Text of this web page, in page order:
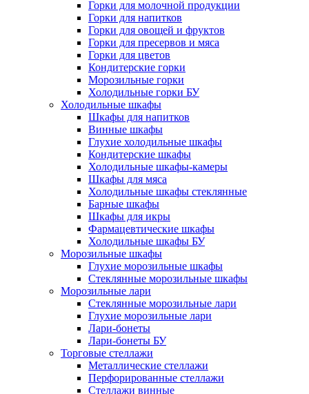
Горки для молочной продукции
Горки для напитков
Горки для овощей и фруктов
Горки для пресервов и мяса
Горки для цветов
Кондитерские горки
Морозильные горки
Холодильные горки БУ
Холодильные шкафы
Шкафы для напитков
Винные шкафы
Глухие холодильные шкафы
Кондитерские шкафы
Холодильные шкафы-камеры
Шкафы для мяса
Холодильные шкафы стеклянные
Барные шкафы
Шкафы для икры
Фармацевтические шкафы
Холодильные шкафы БУ
Морозильные шкафы
Глухие морозильные шкафы
Стеклянные морозильные шкафы
Морозильные лари
Стеклянные морозильные лари
Глухие морозильные лари
Лари-бонеты
Лари-бонеты БУ
Торговые стеллажи
Металлические стеллажи
Перфорированные стеллажи
Стеллажи винные